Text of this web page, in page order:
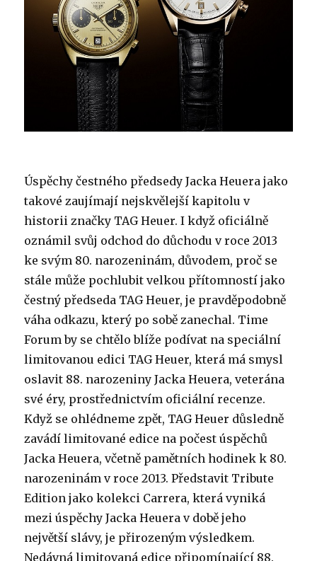
Úspěchy čestného předsedy Jacka Heuera jako
takové zaujímají nejskvělejší kapitolu v
historii značky TAG Heuer. I když oficiálně
oznámil svůj odchod do důchodu v roce 2013
ke svým 80. narozeninám, důvodem, proč se
stále může pochlubit velkou přítomností jako
čestný předseda TAG Heuer, je pravděpodobně
váha odkazu, který po sobě zanechal. Time
Forum by se chtělo blíže podívat na speciální
limitovanou edici TAG Heuer, která má smysl
oslavit 88. narozeniny Jacka Heuera, veterána
své éry, prostřednictvím oficiální recenze.
Když se ohlédneme zpět, TAG Heuer důsledně
zavádí limitované edice na počest úspěchů
Jacka Heuera, včetně pamětních hodinek k 80.
narozeninám v roce 2013. Představit Tribute
Edition jako kolekci Carrera, která vyniká
mezi úspěchy Jacka Heuera v době jeho
největší slávy, je přirozeným výsledkem.
Nedávná limitovaná edice připomínající 88.